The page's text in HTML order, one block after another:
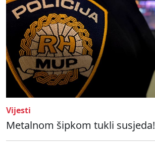
Vijesti
Metalnom šipkom tukli susjeda!